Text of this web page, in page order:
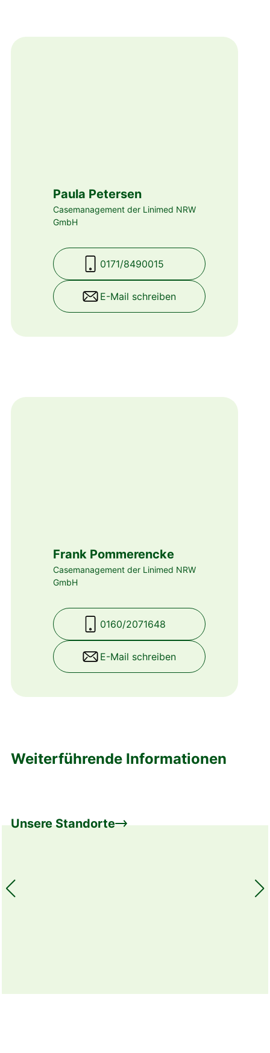
Paula Petersen
Casemanagement der Linimed NRW
GmbH
0171/8490015
E-Mail schreiben
Frank Pommerencke
Casemanagement der Linimed NRW
GmbH
0160/2071648
E-Mail schreiben
Weiterführende Informationen
UnsereStandorte